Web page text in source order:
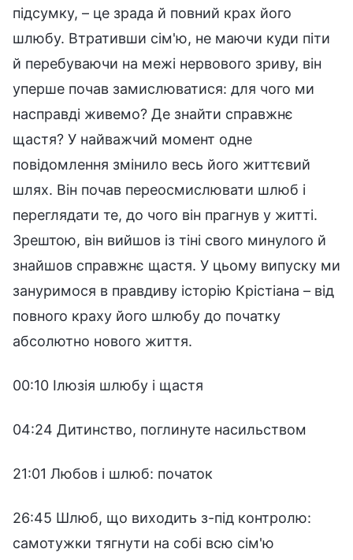
підсумку, – це зрада й повний крах його
шлюбу. Втративши сім'ю, не маючи куди піти
й перебуваючи на межі нервового зриву, він
уперше почав замислюватися: для чого ми
насправді живемо? Де знайти справжнє
щастя? У найважчий момент одне
повідомлення змінило весь його життєвий
шлях. Він почав переосмислювати шлюб і
переглядати те, до чого він прагнув у житті.
Зрештою, він вийшов із тіні свого минулого й
знайшов справжнє щастя. У цьому випуску ми
зануримося в правдиву історію Крістіана – від
повного краху його шлюбу до початку
абсолютно нового життя.
00:10 Ілюзія шлюбу і щастя
04:24 Дитинство, поглинуте насильством
21:01 Любов і шлюб: початок
26:45 Шлюб, що виходить з-під контролю:
самотужки тягнути на собі всю сім'ю